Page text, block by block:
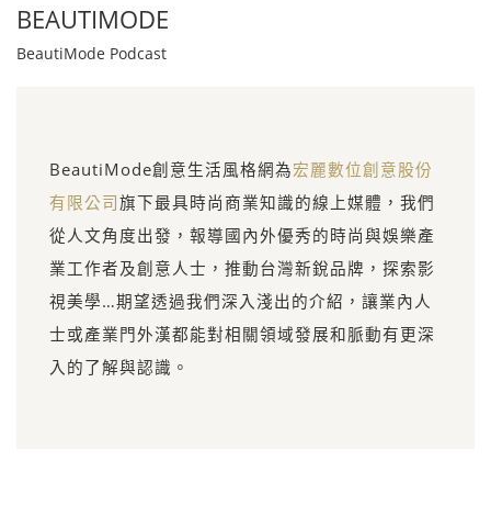
BEAUTIMODE
BeautiMode Podcast
BeautiMode創意生活風格網為宏麗數位創意股份
有限公司旗下最具時尚商業知識的線上媒體，我們
從人文角度出發，報導國內外優秀的時尚與娛樂產
業工作者及創意人士，推動台灣新銳品牌，探索影
視美學…期望透過我們深入淺出的介紹，讓業內人
士或產業門外漢都能對相關領域發展和脈動有更深
入的了解與認識。